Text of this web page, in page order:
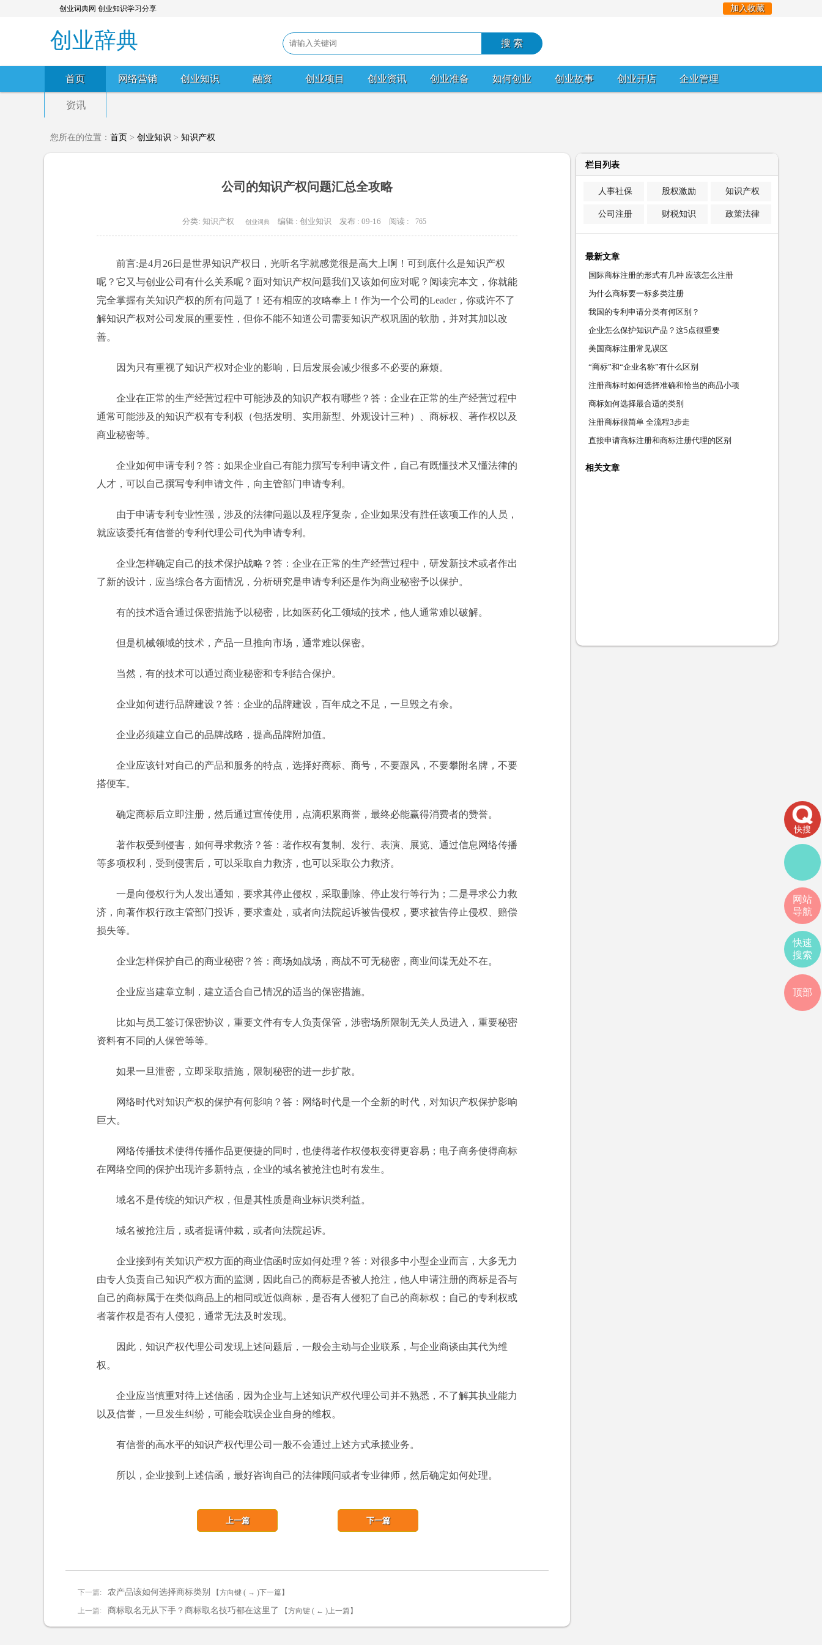
创业词典网 创业知识学习分享 加入收藏
创业辞典
首页 网络营销 创业知识 融资 创业项目 创业资讯 创业准备 如何创业 创业故事 创业开店 企业管理
资讯
您所在的位置： 首页 > 创业知识 > 知识产权
公司的知识产权问题汇总全攻略
分类: 知识产权 创业词典 编辑 : 创业知识 发布 : 09-16 阅读 : 765
前言:是4月26日是世界知识产权日，光听名字就感觉很是高大上啊！可到底什么是知识产权
呢？它又与创业公司有什么关系呢？面对知识产权问题我们又该如何应对呢？阅读完本文，你就能
完全掌握有关知识产权的所有问题了！还有相应的攻略奉上！作为一个公司的Leader，你或许不了
解知识产权对公司发展的重要性，但你不能不知道公司需要知识产权巩固的软肋，并对其加以改
善。
因为只有重视了知识产权对企业的影响，日后发展会减少很多不必要的麻烦。
企业在正常的生产经营过程中可能涉及的知识产权有哪些？答：企业在正常的生产经营过程中
通常可能涉及的知识产权有专利权（包括发明、实用新型、外观设计三种）、商标权、著作权以及
商业秘密等。
企业如何申请专利？答：如果企业自己有能力撰写专利申请文件，自己有既懂技术又懂法律的
人才，可以自己撰写专利申请文件，向主管部门申请专利。
由于申请专利专业性强，涉及的法律问题以及程序复杂，企业如果没有胜任该项工作的人员，
就应该委托有信誉的专利代理公司代为申请专利。
企业怎样确定自己的技术保护战略？答：企业在正常的生产经营过程中，研发新技术或者作出
了新的设计，应当综合各方面情况，分析研究是申请专利还是作为商业秘密予以保护。
有的技术适合通过保密措施予以秘密，比如医药化工领域的技术，他人通常难以破解。
但是机械领域的技术，产品一旦推向市场，通常难以保密。
当然，有的技术可以通过商业秘密和专利结合保护。
企业如何进行品牌建设？答：企业的品牌建设，百年成之不足，一旦毁之有余。
企业必须建立自己的品牌战略，提高品牌附加值。
企业应该针对自己的产品和服务的特点，选择好商标、商号，不要跟风，不要攀附名牌，不要
搭便车。
确定商标后立即注册，然后通过宣传使用，点滴积累商誉，最终必能赢得消费者的赞誉。
著作权受到侵害，如何寻求救济？答：著作权有复制、发行、表演、展览、通过信息网络传播
等多项权利，受到侵害后，可以采取自力救济，也可以采取公力救济。
一是向侵权行为人发出通知，要求其停止侵权，采取删除、停止发行等行为；二是寻求公力救
济，向著作权行政主管部门投诉，要求查处，或者向法院起诉被告侵权，要求被告停止侵权、赔偿
损失等。
企业怎样保护自己的商业秘密？答：商场如战场，商战不可无秘密，商业间谍无处不在。
企业应当建章立制，建立适合自己情况的适当的保密措施。
比如与员工签订保密协议，重要文件有专人负责保管，涉密场所限制无关人员进入，重要秘密
资料有不同的人保管等等。
如果一旦泄密，立即采取措施，限制秘密的进一步扩散。
网络时代对知识产权的保护有何影响？答：网络时代是一个全新的时代，对知识产权保护影响
巨大。
网络传播技术使得传播作品更便捷的同时，也使得著作权侵权变得更容易；电子商务使得商标
在网络空间的保护出现许多新特点，企业的域名被抢注也时有发生。
域名不是传统的知识产权，但是其性质是商业标识类利益。
域名被抢注后，或者提请仲裁，或者向法院起诉。
企业接到有关知识产权方面的商业信函时应如何处理？答：对很多中小型企业而言，大多无力
由专人负责自己知识产权方面的监测，因此自己的商标是否被人抢注，他人申请注册的商标是否与
自己的商标属于在类似商品上的相同或近似商标，是否有人侵犯了自己的商标权；自己的专利权或
者著作权是否有人侵犯，通常无法及时发现。
因此，知识产权代理公司发现上述问题后，一般会主动与企业联系，与企业商谈由其代为维
权。
企业应当慎重对待上述信函，因为企业与上述知识产权代理公司并不熟悉，不了解其执业能力
以及信誉，一旦发生纠纷，可能会耽误企业自身的维权。
有信誉的高水平的知识产权代理公司一般不会通过上述方式承揽业务。
所以，企业接到上述信函，最好咨询自己的法律顾问或者专业律师，然后确定如何处理。
下一篇: 农产品该如何选择商标类别
下一篇
【方向键 ( → )下一篇】
上一篇: 商标取名无从下手？商标取名技巧都在这里了
上一篇
【方向键 ( ← )上一篇】
栏目列表
人事社保 股权激励 知识产权
公司注册 财税知识 政策法律
最新文章
国际商标注册的形式有几种 应该怎么注册
为什么商标要一标多类注册
我国的专利申请分类有何区别？
企业怎么保护知识产品？这5点很重要
美国商标注册常见误区
“商标”和“企业名称”有什么区别
注册商标时如何选择准确和恰当的商品小项
商标如何选择最合适的类别
注册商标很简单 全流程3步走
直接申请商标注册和商标注册代理的区别
相关文章
快搜
网站
导航
快速
搜索
顶部